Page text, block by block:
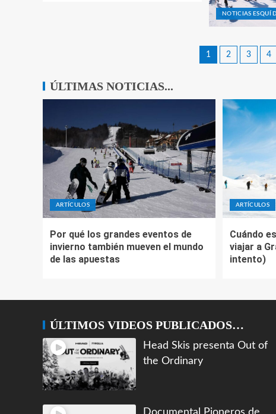
NOTICIAS ESQUÍ
1 2 3 4
ÚLTIMAS NOTICIAS...
ARTÍCULOS
Por qué los grandes eventos de
invierno también mueven el mundo
de las apuestas
ARTÍCULOS
Cuándo
viajar a
intento)
ÚLTIMOS VIDEOS PUBLICADOS…
Head Skis presenta Out of
the Ordinary